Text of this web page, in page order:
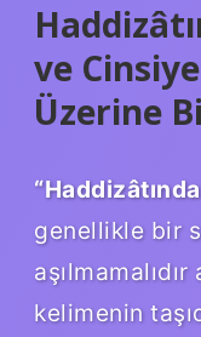
ve
Üzerine
genellikle bir
kelimenin